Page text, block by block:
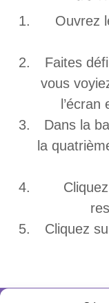
Ouvrez
Faites
vous
Dans la
la
Cliquez